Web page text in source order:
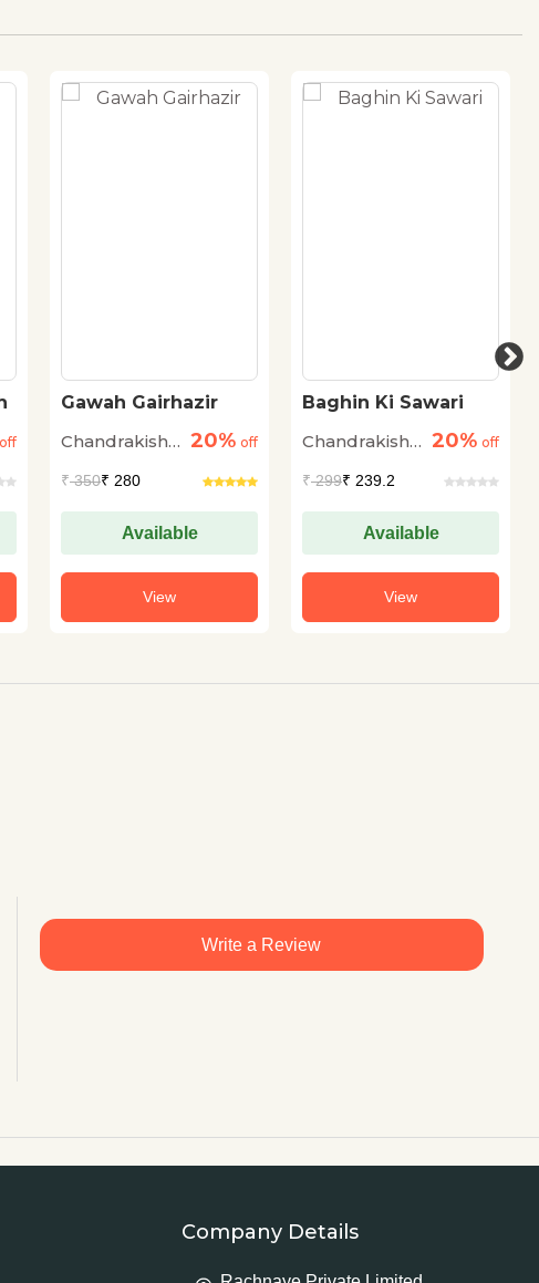
off
Gawah Gairhazir
Chandrakishore20% off
₹350₹ 280
Available
View
Baghin Ki Sawari
Chandrakishore20% off
₹299₹ 239.2
Available
View
Write a Review
Company Details